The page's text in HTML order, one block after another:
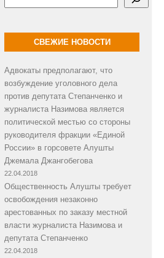
СВЕЖИЕ НОВОСТИ
Адвокаты предполагают, что
возбуждение уголовного дела
против депутата Степанченко и
журналиста Назимова является
политической местью со стороны
руководителя фракции «Единой
России» в горсовете Алушты
Джемала Джангобегова
22.04.2018
Общественность Алушты требует
освобождения незаконно
арестованных по заказу местной
власти журналиста Назимова и
депутата Степанченко
22.04.2018